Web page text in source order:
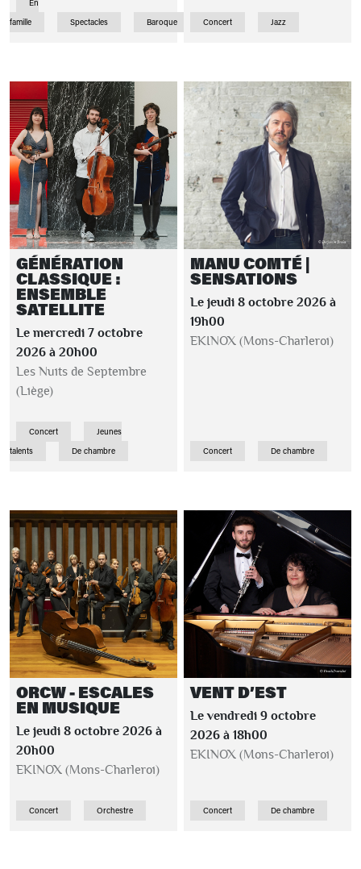
En
famille
Spectacles Baroque Concert Jazz
GÉNÉRATION
CLASSIQUE :
ENSEMBLE
SATELLITE
Le mercredi 7 octobre
2026 à 20h00
Les Nuits de Septembre
(Liège)
Concert
Jeunes
talents
De chambre
MANU COMTÉ |
SENSATIONS
Le jeudi 8 octobre 2026 à
19h00
EKINOX (Mons-Charleroi)
Concert De chambre
ORCW - ESCALES
EN MUSIQUE
Le jeudi 8 octobre 2026 à
20h00
EKINOX (Mons-Charleroi)
Concert Orchestre
VENT D’EST
Le vendredi 9 octobre
2026 à 18h00
EKINOX (Mons-Charleroi)
Concert De chambre